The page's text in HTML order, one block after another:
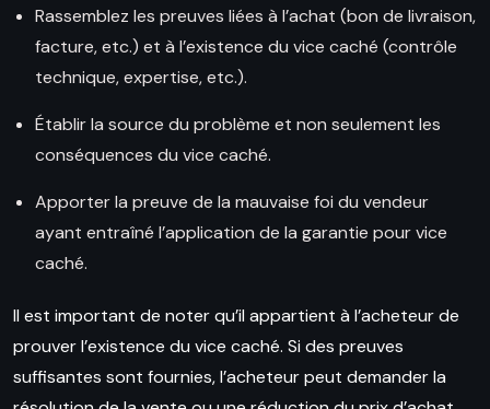
Rassemblez les preuves liées à l’achat (bon de livraison,
facture, etc.) et à l’existence du vice caché (contrôle
technique, expertise, etc.).
Établir la source du problème et non seulement les
conséquences du vice caché.
Apporter la preuve de la mauvaise foi du vendeur
ayant entraîné l’application de la garantie pour vice
caché.
Il est important de noter qu’il appartient à l’acheteur de
prouver l’existence du vice caché. Si des preuves
suffisantes sont fournies, l’acheteur peut demander la